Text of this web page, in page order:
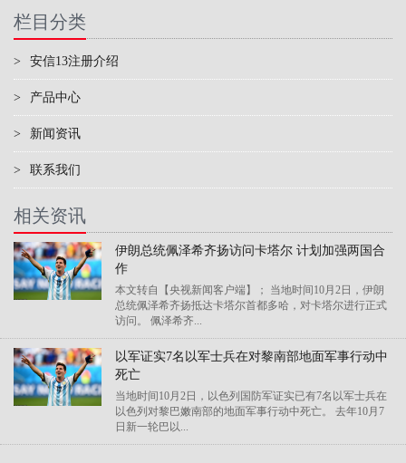
栏目分类
> 安信13注册介绍
> 产品中心
> 新闻资讯
> 联系我们
相关资讯
伊朗总统佩泽希齐扬访问卡塔尔 计划加强两国合
作
本文转自【央视新闻客户端】； 当地时间10月2日，伊朗
总统佩泽希齐扬抵达卡塔尔首都多哈，对卡塔尔进行正式
访问。 佩泽希齐...
以军证实7名以军士兵在对黎南部地面军事行动中
死亡
当地时间10月2日，以色列国防军证实已有7名以军士兵在
以色列对黎巴嫩南部的地面军事行动中死亡。 去年10月7
日新一轮巴以...